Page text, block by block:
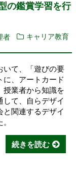
の鑑賞学習を行
者
キャリア教育
いて、「遊びの要
に、アートカード
授業者から知識を
して、自らデザイ
と関連するデザイ
続きを読む